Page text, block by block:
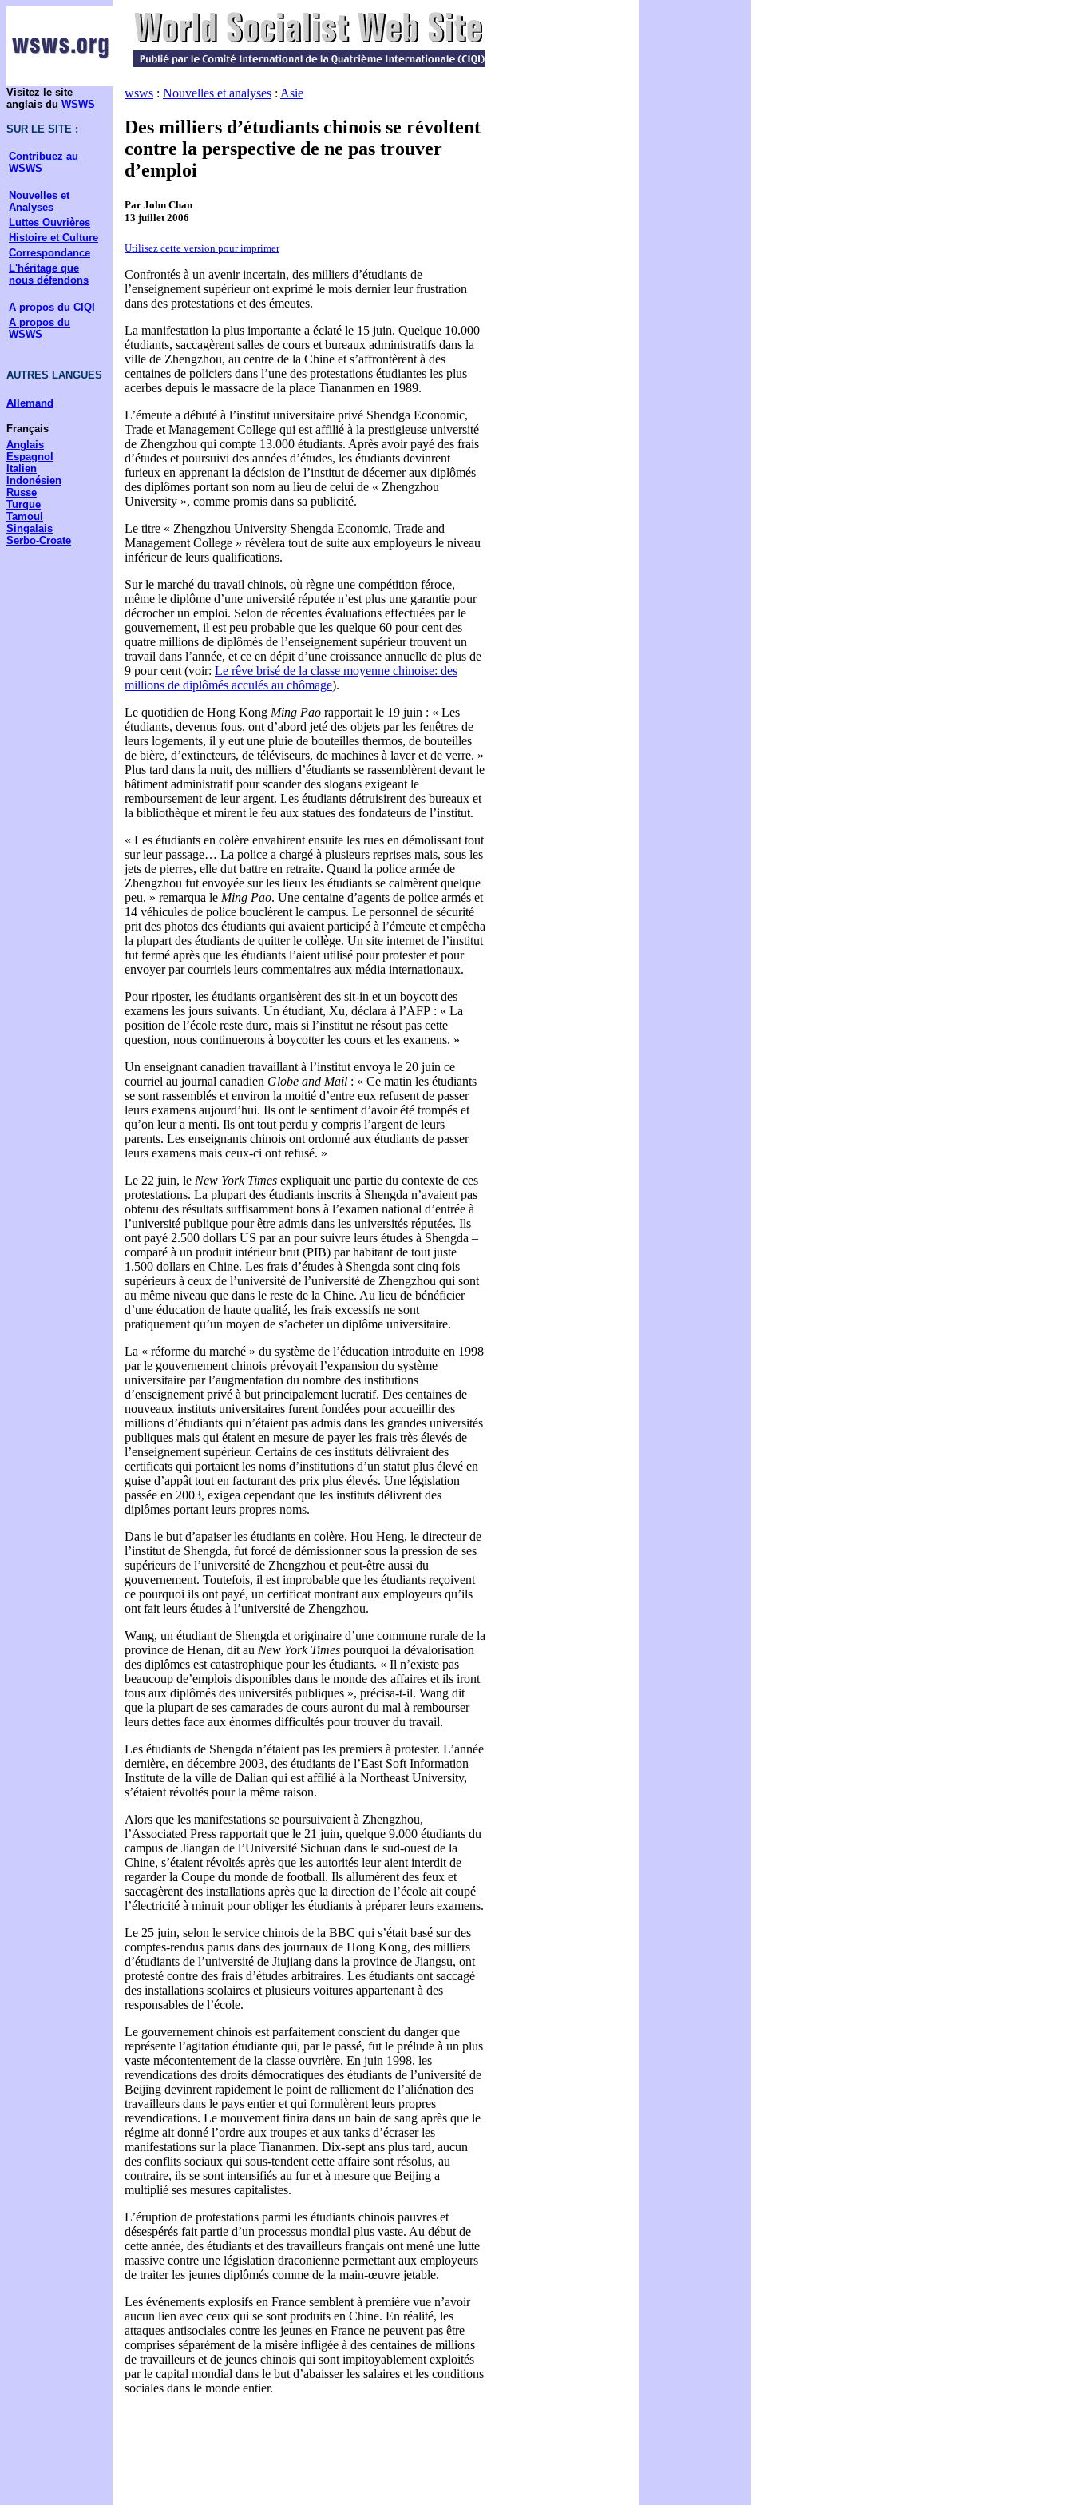
Visitez le site
anglais du WSWS
SUR LE SITE :
Contribuez au
WSWS
Nouvelles et
Analyses
Luttes Ouvrières
Histoire et Culture
Correspondance
L'héritage que
nous défendons
A propos du CIQI
A propos du
WSWS
AUTRES LANGUES
Allemand
Français
Anglais
Espagnol
Italien
Indonésien
Russe
Turque
Tamoul
Singalais
Serbo-Croate
wsws : Nouvelles et analyses : Asie
Des milliers d’étudiants chinois se révoltent
contre la perspective de ne pas trouver
d’emploi
Par John Chan
13 juillet 2006
Utilisez cette version pour imprimer
Confrontés à un avenir incertain, des milliers d’étudiants de
l’enseignement supérieur ont exprimé le mois dernier leur frustration
dans des protestations et des émeutes.
La manifestation la plus importante a éclaté le 15 juin. Quelque 10.000
étudiants, saccagèrent salles de cours et bureaux administratifs dans la
ville de Zhengzhou, au centre de la Chine et s’affrontèrent à des
centaines de policiers dans l’une des protestations étudiantes les plus
acerbes depuis le massacre de la place Tiananmen en 1989.
L’émeute a débuté à l’institut universitaire privé Shendga Economic,
Trade et Management College qui est affilié à la prestigieuse université
de Zhengzhou qui compte 13.000 étudiants. Après avoir payé des frais
d’études et poursuivi des années d’études, les étudiants devinrent
furieux en apprenant la décision de l’institut de décerner aux diplômés
des diplômes portant son nom au lieu de celui de « Zhengzhou
University », comme promis dans sa publicité.
Le titre « Zhengzhou University Shengda Economic, Trade and
Management College » révèlera tout de suite aux employeurs le niveau
inférieur de leurs qualifications.
Sur le marché du travail chinois, où règne une compétition féroce,
même le diplôme d’une université réputée n’est plus une garantie pour
décrocher un emploi. Selon de récentes évaluations effectuées par le
gouvernement, il est peu probable que les quelque 60 pour cent des
quatre millions de diplômés de l’enseignement supérieur trouvent un
travail dans l’année, et ce en dépit d’une croissance annuelle de plus de
9 pour cent (voir: Le rêve brisé de la classe moyenne chinoise: des
millions de diplômés acculés au chômage).
Le quotidien de Hong Kong Ming Pao rapportait le 19 juin : « Les
étudiants, devenus fous, ont d’abord jeté des objets par les fenêtres de
leurs logements, il y eut une pluie de bouteilles thermos, de bouteilles
de bière, d’extincteurs, de téléviseurs, de machines à laver et de verre. »
Plus tard dans la nuit, des milliers d’étudiants se rassemblèrent devant le
bâtiment administratif pour scander des slogans exigeant le
remboursement de leur argent. Les étudiants détruisirent des bureaux et
la bibliothèque et mirent le feu aux statues des fondateurs de l’institut.
« Les étudiants en colère envahirent ensuite les rues en démolissant tout
sur leur passage… La police a chargé à plusieurs reprises mais, sous les
jets de pierres, elle dut battre en retraite. Quand la police armée de
Zhengzhou fut envoyée sur les lieux les étudiants se calmèrent quelque
peu, » remarqua le Ming Pao. Une centaine d’agents de police armés et
14 véhicules de police bouclèrent le campus. Le personnel de sécurité
prit des photos des étudiants qui avaient participé à l’émeute et empêcha
la plupart des étudiants de quitter le collège. Un site internet de l’institut
fut fermé après que les étudiants l’aient utilisé pour protester et pour
envoyer par courriels leurs commentaires aux média internationaux.
Pour riposter, les étudiants organisèrent des sit-in et un boycott des
examens les jours suivants. Un étudiant, Xu, déclara à l’AFP : « La
position de l’école reste dure, mais si l’institut ne résout pas cette
question, nous continuerons à boycotter les cours et les examens. »
Un enseignant canadien travaillant à l’institut envoya le 20 juin ce
courriel au journal canadien Globe and Mail : « Ce matin les étudiants
se sont rassemblés et environ la moitié d’entre eux refusent de passer
leurs examens aujourd’hui. Ils ont le sentiment d’avoir été trompés et
qu’on leur a menti. Ils ont tout perdu y compris l’argent de leurs
parents. Les enseignants chinois ont ordonné aux étudiants de passer
leurs examens mais ceux-ci ont refusé. »
Le 22 juin, le New York Times expliquait une partie du contexte de ces
protestations. La plupart des étudiants inscrits à Shengda n’avaient pas
obtenu des résultats suffisamment bons à l’examen national d’entrée à
l’université publique pour être admis dans les universités réputées. Ils
ont payé 2.500 dollars US par an pour suivre leurs études à Shengda –
comparé à un produit intérieur brut (PIB) par habitant de tout juste
1.500 dollars en Chine. Les frais d’études à Shengda sont cinq fois
supérieurs à ceux de l’université de l’université de Zhengzhou qui sont
au même niveau que dans le reste de la Chine. Au lieu de bénéficier
d’une éducation de haute qualité, les frais excessifs ne sont
pratiquement qu’un moyen de s’acheter un diplôme universitaire.
La « réforme du marché » du système de l’éducation introduite en 1998
par le gouvernement chinois prévoyait l’expansion du système
universitaire par l’augmentation du nombre des institutions
d’enseignement privé à but principalement lucratif. Des centaines de
nouveaux instituts universitaires furent fondées pour accueillir des
millions d’étudiants qui n’étaient pas admis dans les grandes universités
publiques mais qui étaient en mesure de payer les frais très élevés de
l’enseignement supérieur. Certains de ces instituts délivraient des
certificats qui portaient les noms d’institutions d’un statut plus élevé en
guise d’appât tout en facturant des prix plus élevés. Une législation
passée en 2003, exigea cependant que les instituts délivrent des
diplômes portant leurs propres noms.
Dans le but d’apaiser les étudiants en colère, Hou Heng, le directeur de
l’institut de Shengda, fut forcé de démissionner sous la pression de ses
supérieurs de l’université de Zhengzhou et peut-être aussi du
gouvernement. Toutefois, il est improbable que les étudiants reçoivent
ce pourquoi ils ont payé, un certificat montrant aux employeurs qu’ils
ont fait leurs études à l’université de Zhengzhou.
Wang, un étudiant de Shengda et originaire d’une commune rurale de la
province de Henan, dit au New York Times pourquoi la dévalorisation
des diplômes est catastrophique pour les étudiants. « Il n’existe pas
beaucoup de’emplois disponibles dans le monde des affaires et ils iront
tous aux diplômés des universités publiques », précisa-t-il. Wang dit
que la plupart de ses camarades de cours auront du mal à rembourser
leurs dettes face aux énormes difficultés pour trouver du travail.
Les étudiants de Shengda n’étaient pas les premiers à protester. L’année
dernière, en décembre 2003, des étudiants de l’East Soft Information
Institute de la ville de Dalian qui est affilié à la Northeast University,
s’étaient révoltés pour la même raison.
Alors que les manifestations se poursuivaient à Zhengzhou,
l’Associated Press rapportait que le 21 juin, quelque 9.000 étudiants du
campus de Jiangan de l’Université Sichuan dans le sud-ouest de la
Chine, s’étaient révoltés après que les autorités leur aient interdit de
regarder la Coupe du monde de football. Ils allumèrent des feux et
saccagèrent des installations après que la direction de l’école ait coupé
l’électricité à minuit pour obliger les étudiants à préparer leurs examens.
Le 25 juin, selon le service chinois de la BBC qui s’était basé sur des
comptes-rendus parus dans des journaux de Hong Kong, des milliers
d’étudiants de l’université de Jiujiang dans la province de Jiangsu, ont
protesté contre des frais d’études arbitraires. Les étudiants ont saccagé
des installations scolaires et plusieurs voitures appartenant à des
responsables de l’école.
Le gouvernement chinois est parfaitement conscient du danger que
représente l’agitation étudiante qui, par le passé, fut le prélude à un plus
vaste mécontentement de la classe ouvrière. En juin 1998, les
revendications des droits démocratiques des étudiants de l’université de
Beijing devinrent rapidement le point de ralliement de l’aliénation des
travailleurs dans le pays entier et qui formulèrent leurs propres
revendications. Le mouvement finira dans un bain de sang après que le
régime ait donné l’ordre aux troupes et aux tanks d’écraser les
manifestations sur la place Tiananmen. Dix-sept ans plus tard, aucun
des conflits sociaux qui sous-tendent cette affaire sont résolus, au
contraire, ils se sont intensifiés au fur et à mesure que Beijing a
multiplié ses mesures capitalistes.
L’éruption de protestations parmi les étudiants chinois pauvres et
désespérés fait partie d’un processus mondial plus vaste. Au début de
cette année, des étudiants et des travailleurs français ont mené une lutte
massive contre une législation draconienne permettant aux employeurs
de traiter les jeunes diplômés comme de la main-œuvre jetable.
Les événements explosifs en France semblent à première vue n’avoir
aucun lien avec ceux qui se sont produits en Chine. En réalité, les
attaques antisociales contre les jeunes en France ne peuvent pas être
comprises séparément de la misère infligée à des centaines de millions
de travailleurs et de jeunes chinois qui sont impitoyablement exploités
par le capital mondial dans le but d’abaisser les salaires et les conditions
sociales dans le monde entier.